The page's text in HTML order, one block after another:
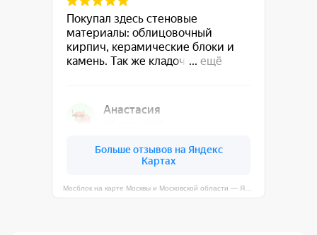
Мосблок на карте Москвы и Московской области — Яндекс Карты